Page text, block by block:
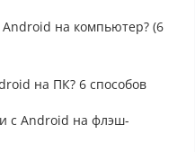
Android на компьютер? (6
на ПК? 6 способов
с Android на флэш-